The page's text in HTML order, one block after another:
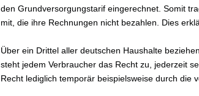
den Grundversorgungstarif eingerechnet. Somit
mit, die ihre Rechnungen nicht bezahlen. Dies
Über ein Drittel aller deutschen Haushalte
steht jedem Verbraucher das Recht zu, jederzeit
Recht lediglich temporär beispielsweise durch die